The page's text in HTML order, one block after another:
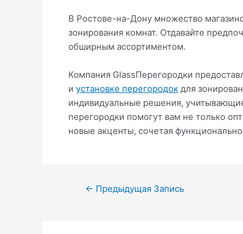
В Ростове-на-Дону множество
зонирования комнат. Отдавайте
обширным ассортиментом.
Компания GlassПерегородки
и установке перегородок для
индивидуальные решения,
перегородки помогут вам не только
новые акценты, сочетая
← Предыдущая Запись